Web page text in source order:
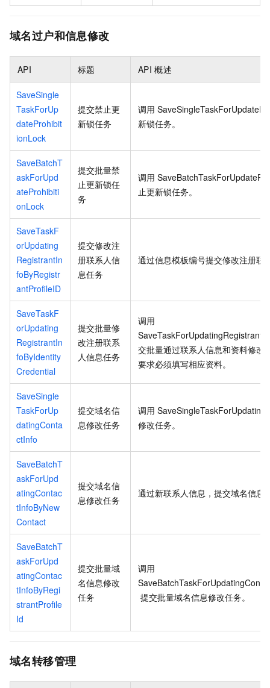
域名过户和信息修改
API 标题 API 概述
SaveSingle
TaskForUp
dateProhibit
ionLock
提交禁止更
新锁任务
调用
新锁任务。
SaveBatchT
askForUpd
ateProhibiti
onLock
提交批量禁
止更新锁任
务
调用
止更新锁任务。
SaveTaskF
orUpdating
RegistrantIn
foByRegistr
antProfileID
提交修改注
册联系人信
息任务
通过信息模板编号提交修改注册联
SaveTaskF
orUpdating
RegistrantIn
foByIdentity
Credential
提交批量修
改注册联系
人信息任务
调用
交批量通过联系人信息和资料修改
要求必须填写相应资料。
SaveSingle
TaskForUp
datingConta
ctInfo
提交域名信
息修改任务
调用
修改任务。
SaveBatchT
askForUpd
atingContac
tInfoByNew
Contact
提交域名信
息修改任务
通过新联系人信息，提交域名信息
SaveBatchT
askForUpd
atingContac
tInfoByRegi
strantProfile
Id
提交批量域
名信息修改
任务
调用
提交批量域名信息修改任务。
域名转移管理